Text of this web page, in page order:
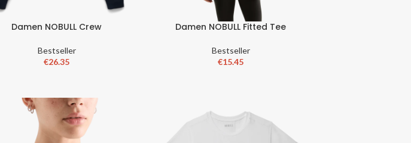
Damen NOBULL Crew
Bestseller
€26.35
Damen NOBULL Fitted Tee
Bestseller
€15.45